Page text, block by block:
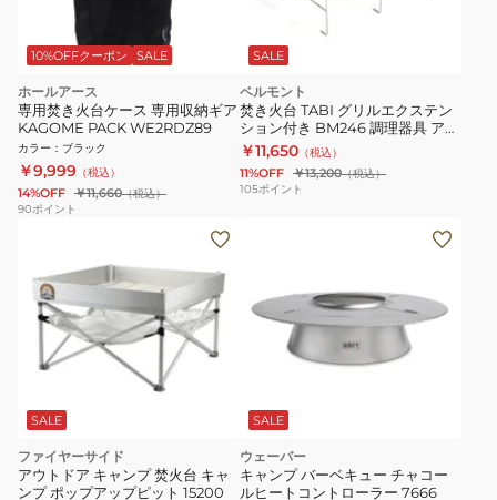
10%OFFクーポン SALE
ホールアース
専用焚き火台ケース 専用収納ギア
KAGOME PACK WE2RDZ89
カラー ： ブラック
￥9,999 （税込）
14%OFF ￥11,660（税込）
90ポイント
SALE
ベルモント
焚き火台 TABI グリルエクステン
ション付き BM246 調理器具 アウ
トドア キャンプ 焚き火 BBQ バー
ベキュー
￥11,650 （税込）
11%OFF ￥13,200（税込）
105ポイント
SALE
ファイヤーサイド
アウトドア キャンプ 焚火台 キャ
ンプ ポップアップピット 15200
SALE
ウェーバー
キャンプ バーベキュー チャコー
ルヒートコントローラー 7666